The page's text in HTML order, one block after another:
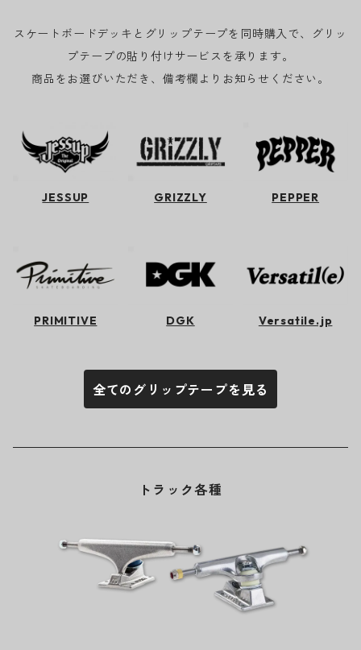
スケートボードデッキとグリップテープを同時購入で、グリッ
プテープの貼り付けサービスを承ります。
商品をお選びいただき、備考欄よりお知らせください。
JESSUP GRIZZLY PEPPER
PRIMITIVE DGK Versatile.jp
全てのグリップテープを見る
トラック各種